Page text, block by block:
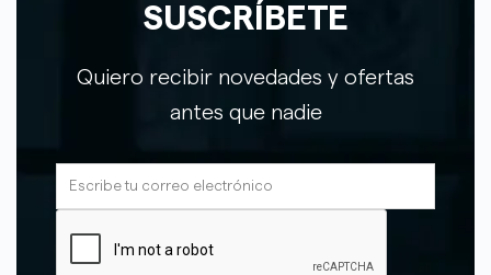
SUSCRÍBETE
Quiero recibir novedades y ofertas
antes que nadie